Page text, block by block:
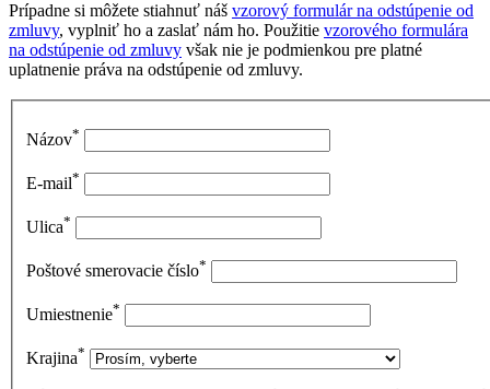
Prípadne si môžete stiahnuť náš vzorový formulár na odstúpenie od
zmluvy, vyplniť ho a zaslať nám ho. Použitie vzorového formulára
na odstúpenie od zmluvy však nie je podmienkou pre platné
uplatnenie práva na odstúpenie od zmluvy.
Názov*
E-mail*
Ulica*
Poštové smerovacie číslo*
Umiestnenie*
Krajina*